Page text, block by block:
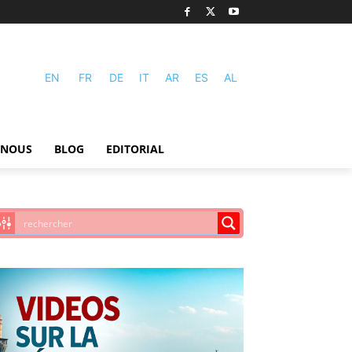
EN FR DE IT AR ES AL
BLOG EDITORIAL